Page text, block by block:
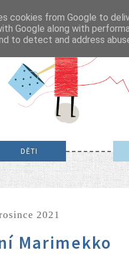
DĚTI
2021
Marimekko
cookies from Google to
Google along with
to detect and address